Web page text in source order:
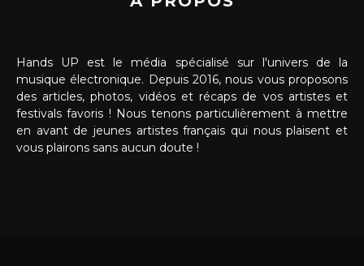
Hands UP est le média spécialisé sur l'univers de la
musique électronique. Depuis 2016, nous vous proposons
des articles, photos, vidéos et récaps de vos artistes et
festivals favoris ! Nous tenons particulièrement à mettre
en avant de jeunes artistes français qui nous plaisent et
vous plairons sans aucun doute !